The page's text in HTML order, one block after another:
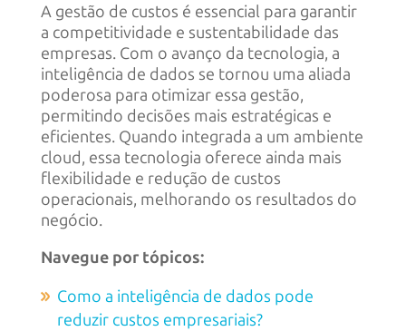
A gestão de custos é essencial para garantir
a competitividade e sustentabilidade das
empresas. Com o avanço da tecnologia, a
inteligência de dados se tornou uma aliada
poderosa para otimizar essa gestão,
permitindo decisões mais estratégicas e
eficientes. Quando integrada a um ambiente
cloud, essa tecnologia oferece ainda mais
flexibilidade e redução de custos
operacionais, melhorando os resultados do
negócio.
Navegue por tópicos:
Como a inteligência de dados pode
reduzir custos empresariais?